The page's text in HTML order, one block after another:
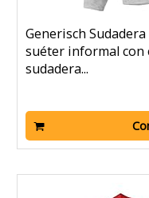
Generisch
suéter informal con
sudadera...